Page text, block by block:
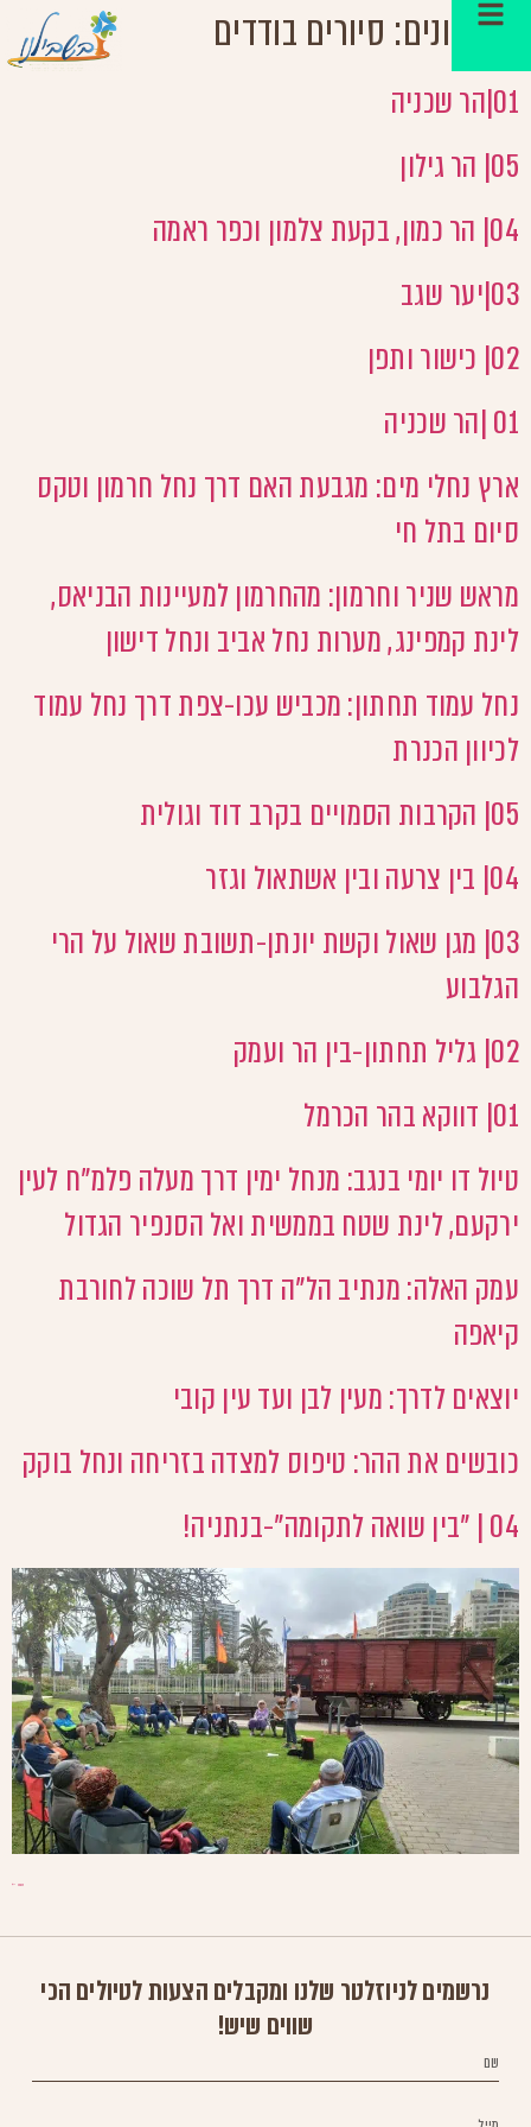
ארכיונים: סיורים בודדים
01|הר שכניה
05| הר גילון
04| הר כמון, בקעת צלמון וכפר ראמה
03|יער שגב
02| כישור ותפן
01 |הר שכניה
ארץ נחלי מים: מגבעת האם דרך נחל חרמון וטקס
סיום בתל חי
מראש שניר וחרמון: מהחרמון למעיינות הבניאס,
לינת קמפינג, מערות נחל אביב ונחל דישון
נחל עמוד תחתון: מכביש עכו-צפת דרך נחל עמוד
לכיוון הכנרת
05| הקרבות הסמויים בקרב דוד וגולית
04| בין צרעה ובין אשתאול וגזר
03| מגן שאול וקשת יונתן-תשובת שאול על הרי
הגלבוע
02| גליל תחתון-בין הר ועמק
01| דווקא בהר הכרמל
טיול דו יומי בנגב: מנחל ימין דרך מעלה פלמ"ח לעין
ירקעם, לינת שטח בממשית ואל הסנפיר הגדול
עמק האלה: מנתיב הל"ה דרך תל שוכה לחורבת
קיאפה
יוצאים לדרך: מעין לבן ועד עין קובי
כובשים את ההר: טיפוס למצדה בזריחה ונחל בוקק
04 | "בין שואה לתקומה"-בנתניה!
הבא ←
נרשמים לניוזלטר שלנו ומקבלים הצעות לטיולים הכי
שווים שיש!